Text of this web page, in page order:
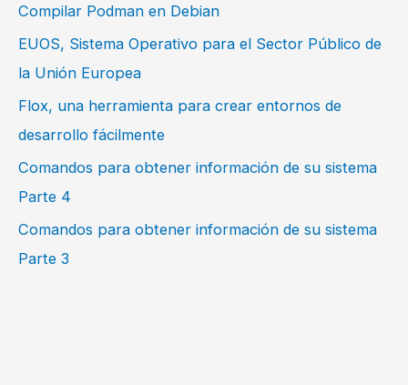
Compilar Podman en Debian
EUOS, Sistema Operativo para el Sector Público de
la Unión Europea
Flox, una herramienta para crear entornos de
desarrollo fácilmente
Comandos para obtener información de su sistema
Parte 4
Comandos para obtener información de su sistema
Parte 3